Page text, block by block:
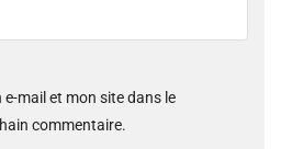
mail et mon site dans le
commentaire.